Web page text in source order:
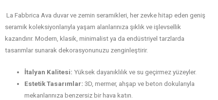
La Fabbrica Ava duvar ve zemin seramikleri, her zevke hitap eden geniş
seramik koleksiyonlarıyla yaşam alanlarınıza şıklık ve işlevsellik
kazandırır. Modern, klasik, minimalist ya da endüstriyel tarzlarda
tasarımlar sunarak dekorasyonunuzu zenginleştirir.
İtalyan Kalitesi: Yüksek dayanıklılık ve su geçirmez yüzeyler.
Estetik Tasarımlar: 3D, mermer, ahşap ve beton dokularıyla
mekanlarınıza benzersiz bir hava katın.